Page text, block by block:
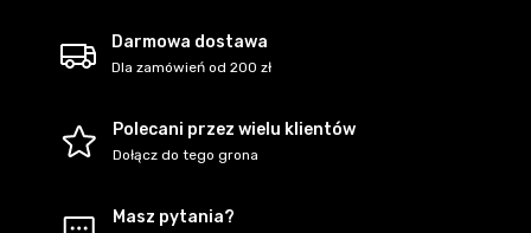
Darmowa dostawa
Dla zamówień od 200 zł
Polecani przez wielu klientów
Dołącz do tego grona
Masz pytania?